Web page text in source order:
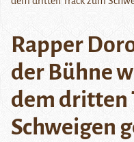
Rapper
der Bühne
dem dritten
Schweigen